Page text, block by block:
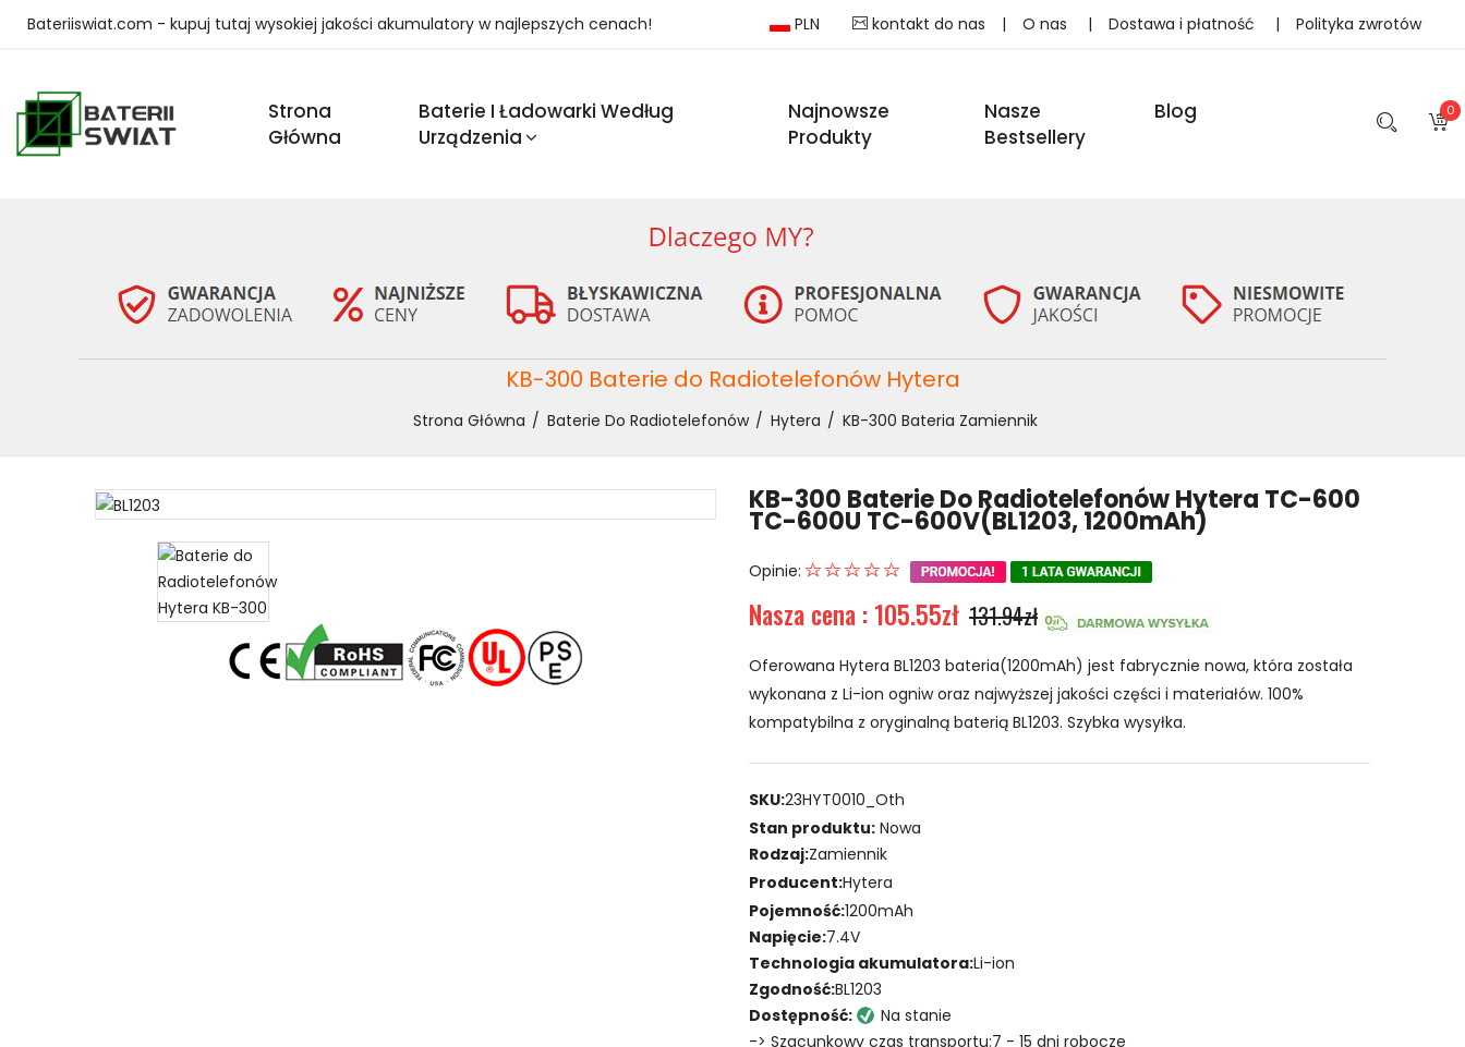
Bateriiswiat.com - kupuj tutaj wysokiej jakości akumulatory w najlepszych cenach! PLN kontakt do nas | O nas | Dostawa i płatność | Polityka zwrotów
Strona
Główna
Baterie I Ładowarki Według
Urządzenia
Najnowsze
Produkty
Nasze
Bestsellery
Blog 0
KB-300 Baterie do Radiotelefonów Hytera
Strona Główna Baterie Do Radiotelefonów Hytera KB-300 Bateria Zamiennik
KB-300 Baterie Do Radiotelefonów Hytera TC-600
TC-600U TC-600V(BL1203, 1200mAh)
Opinie:
Nasza cena : 105.55zł 131.94zł
Oferowana Hytera BL1203 bateria(1200mAh) jest fabrycznie nowa, która została
wykonana z Li-ion ogniw oraz najwyższej jakości części i materiałów. 100%
kompatybilna z oryginalną baterią BL1203. Szybka wysyłka.
SKU:23HYT0010_Oth
Stan produktu: Nowa
Rodzaj:Zamiennik
Producent:Hytera
Pojemność:1200mAh
Napięcie:7.4V
Technologia akumulatora:Li-ion
Zgodność:BL1203
Dostępność:
Na stanie
-> Szacunkowy czas transportu:7 - 15 dni robocze